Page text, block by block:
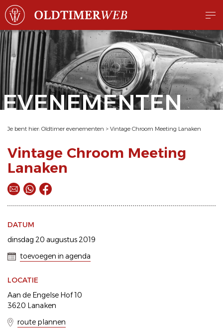
EVENEMENTEN
Je bent hier: Oldtimer evenementen > Vintage Chroom Meeting Lanaken
Vintage Chroom Meeting
Lanaken
DATUM
dinsdag 20 augustus 2019
toevoegen in agenda
LOCATIE
Aan de Engelse Hof 10
3620 Lanaken
route plannen